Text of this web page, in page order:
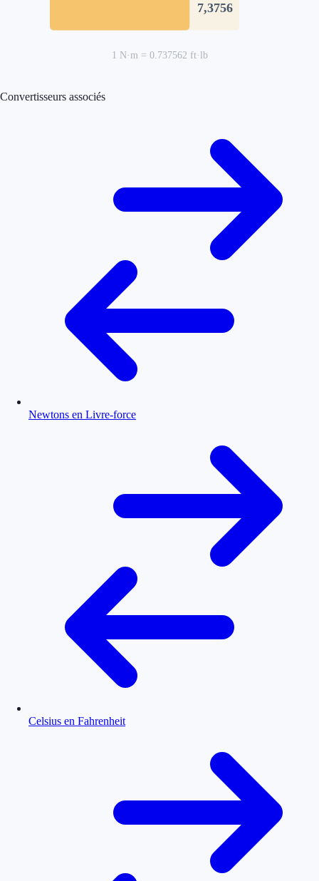
7,3756
1 N·m = 0.737562 ft·lb
Convertisseurs associés
Newtons en Livre-force
Celsius en Fahrenheit